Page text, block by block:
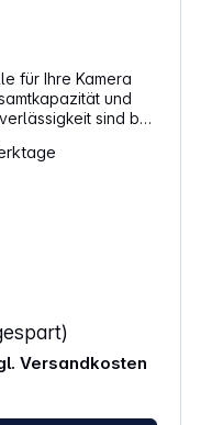
für Ihre Kamera
und
sind bei
Für
sowie
Versandkosten